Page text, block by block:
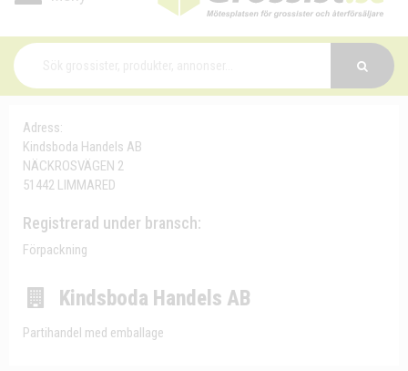
Adress:
Kindsboda Handels AB
NÄCKROSVÄGEN 2
51442 LIMMARED
Registrerad under bransch:
Förpackning
Kindsboda Handels AB
Partihandel med emballage